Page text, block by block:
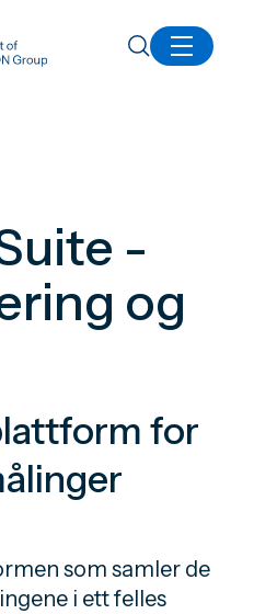
-
og
for
som samler de
i ett felles